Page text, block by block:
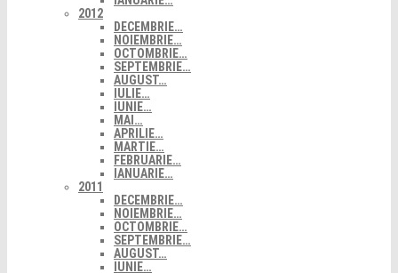
2012
DECEMBRIE…
NOIEMBRIE…
OCTOMBRIE…
SEPTEMBRIE…
AUGUST…
IULIE…
IUNIE…
MAI…
APRILIE…
MARTIE…
FEBRUARIE…
IANUARIE…
2011
DECEMBRIE…
NOIEMBRIE…
OCTOMBRIE…
SEPTEMBRIE…
AUGUST…
IUNIE…